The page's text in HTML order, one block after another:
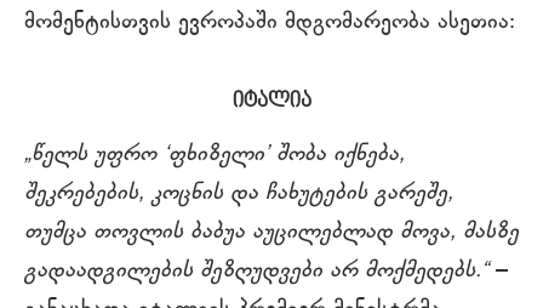
მომენტისთვის ევროპაში მდგომარეობა ასეთია:
იტალია
„წელს უფრო ‘ფხიზელი’ შობა იქნება,
შეკრებების, კოცნის და ჩახუტების გარეშე,
თუმცა თოვლის ბაბუა აუცილებლად მოვა, მასზე
გადაადგილების შეზღუდვები არ მოქმედებს.“–